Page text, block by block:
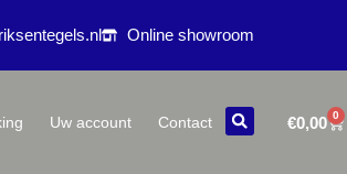
Online showroom
Uw account Contact €0,00 0